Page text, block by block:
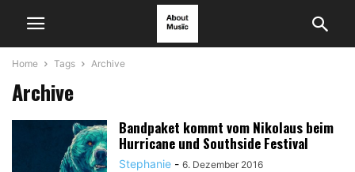
Home Tags Archive
Archive
Bandpaket kommt vom Nikolaus beim
Hurricane und Southside Festival
Stephanie - 6. Dezember 2016